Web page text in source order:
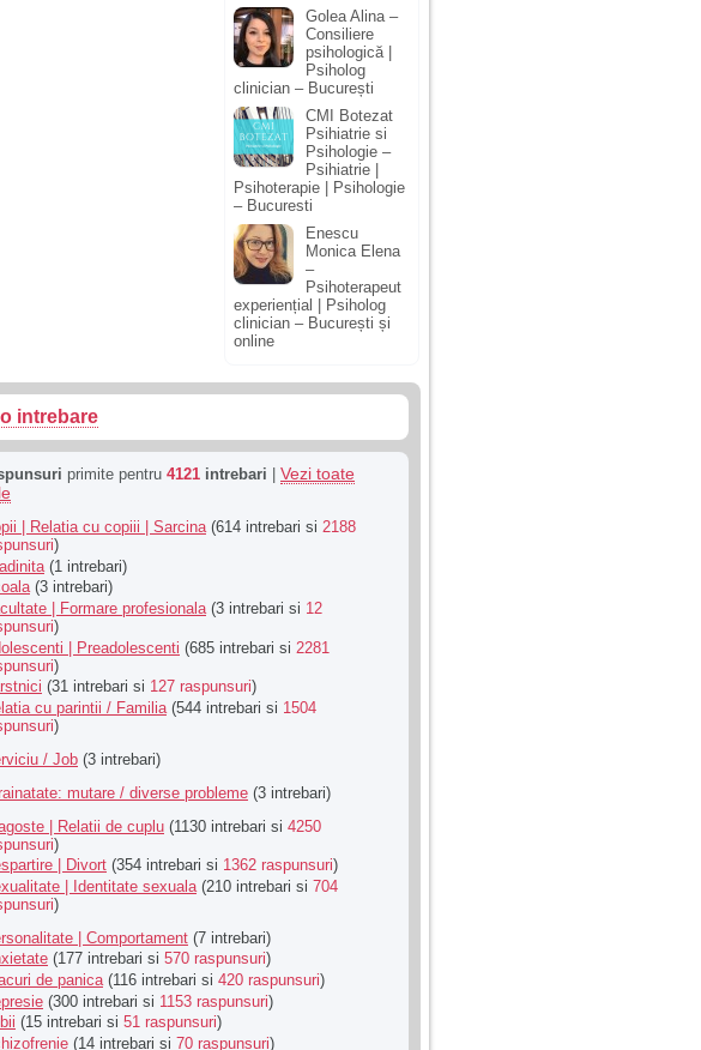
Golea Alina –
Consiliere
psihologică |
Psiholog
clinician – București
CMI Botezat
Psihiatrie si
Psihologie –
Psihiatrie |
Psihoterapie | Psihologie
– Bucuresti
Enescu
Monica Elena
–
Psihoterapeut
experiențial | Psiholog
clinician – București și
online
intrebare
primite pentru 4121 intrebari
Vezi toate
| Relatia cu copiii | Sarcina(614 intrebari si 2188
)
(1 intrebari)
(3 intrebari)
| Formare profesionala (3 intrebari si 12
)
| Preadolescenti (685 intrebari si 2281
)
(31 intrebari si 127 raspunsuri)
cu parintii / Familia (544 intrebari si 1504
)
/ Job (3 intrebari)
mutare / diverse probleme (3 intrebari)
| Relatii de cuplu (1130 intrebari si 4250
)
| Divort (354 intrebari si 1362 raspunsuri)
| Identitate sexuala (210 intrebari si 704
)
| Comportament (7 intrebari)
(177 intrebari si 570 raspunsuri)
de panica(116 intrebari si 420 raspunsuri)
(300 intrebari si 1153 raspunsuri)
(15 intrebari si 51 raspunsuri)
(14 intrebari si 70 raspunsuri)